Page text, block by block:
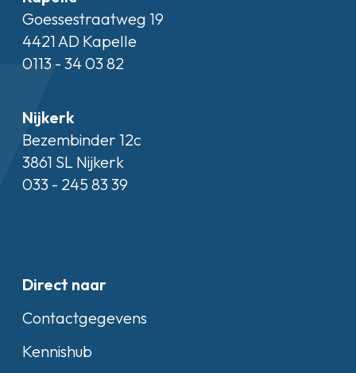
Goessestraatweg 19
4421 AD Kapelle
0113 - 34 03 82
Nijkerk
Bezembinder 12c
3861 SL Nijkerk
033 - 245 83 39
Direct naar
Contactgegevens
Kennishub